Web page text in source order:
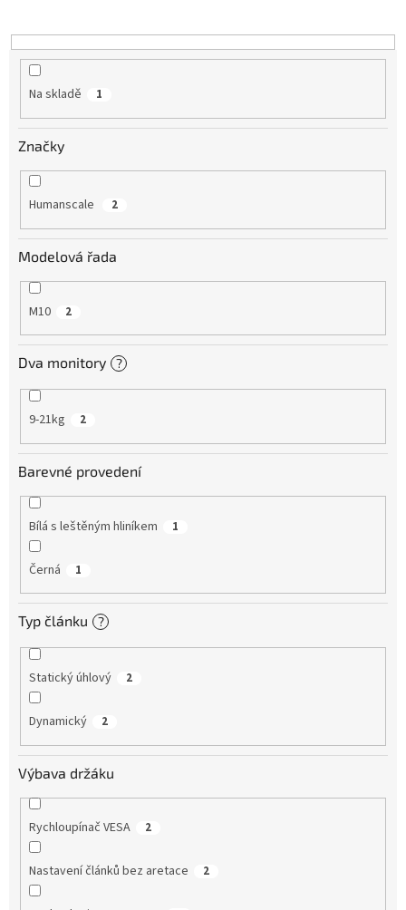
Na skladě 1
Značky
Humanscale 2
Modelová řada
M10 2
Dva monitory ?
9-21kg 2
Barevné provedení
Bílá s leštěným hliníkem 1
Černá 1
Typ článku ?
Statický úhlový 2
Dynamický 2
Výbava držáku
Rychloupínač VESA 2
Nastavení článků bez aretace 2